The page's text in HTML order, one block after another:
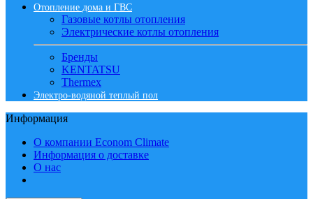
Отопление дома и ГВС
Газовые котлы отопления
Электрические котлы отопления
Бренды
KENTATSU
Thermex
Электро-водяной теплый пол
Информация
О компании Econom Climate
Информация о доставке
О нас